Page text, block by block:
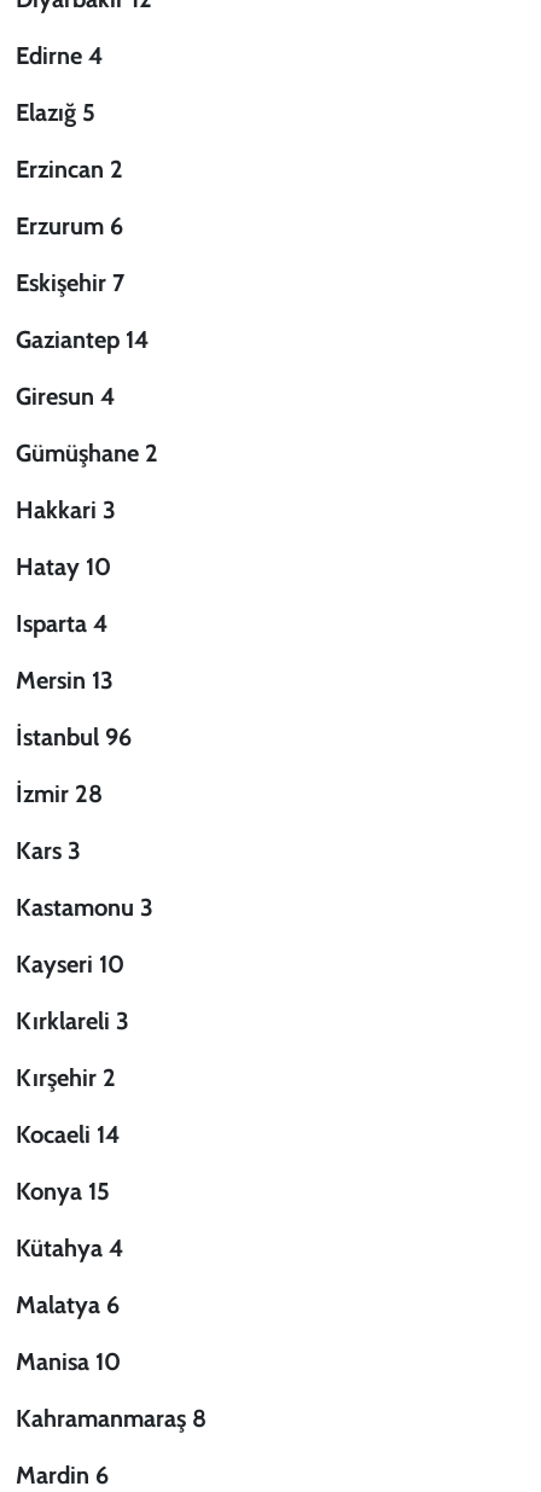
Edirne 4
Elazığ 5
Erzincan 2
Erzurum 6
Eskişehir 7
Gaziantep 14
Giresun 4
Gümüşhane 2
Hakkari 3
Hatay 10
Isparta 4
Mersin 13
İstanbul 96
İzmir 28
Kars 3
Kastamonu 3
Kayseri 10
Kırklareli 3
Kırşehir 2
Kocaeli 14
Konya 15
Kütahya 4
Malatya 6
Manisa 10
Kahramanmaraş 8
Mardin 6